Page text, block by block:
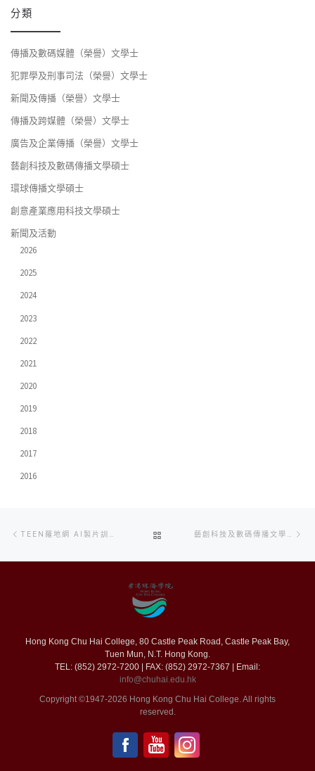
分類
傳播及數碼媒體（榮譽）文學士
犯罪學及刑事司法（榮譽）文學士
新聞及傳播（榮譽）文學士
傳播及跨媒體（榮譽）文學士
廣告及企業傳播（榮譽）文學士
藝創科技及數碼傳播文學碩士
環球傳播文學碩士
創意產業應用科技文學碩士
新聞及活動
2026
2025
2024
2023
2022
2021
2020
2019
2018
2017
2016
navigation
TO
POST
Hong Kong Chu Hai College, 80 Castle Peak Road, Castle Peak Bay,
Tuen Mun, N.T. Hong Kong.
TEL: (852) 2972-7200 | FAX: (852) 2972-7367 | Email:
info@chuhai.edu.hk
Copyright ©1947-2026 Hong Kong Chu Hai College. All rights
reserved.